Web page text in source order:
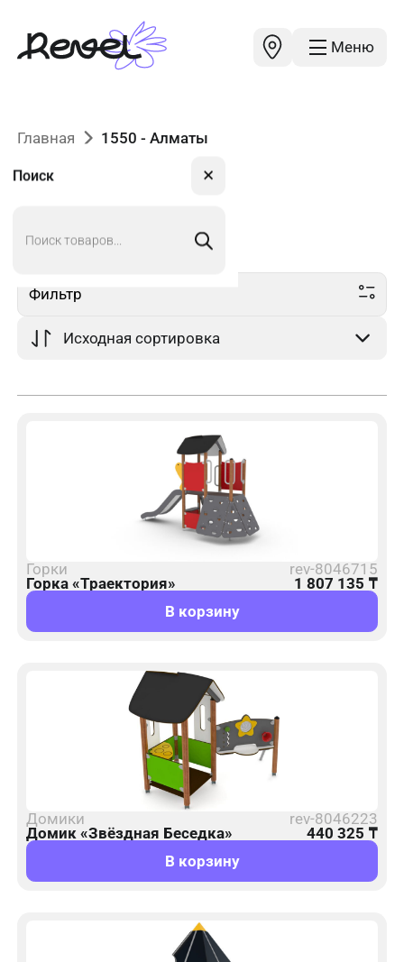
Меню
Поиск ✕
Главная 1550 - Алматы
1550в Алматы
Фильтр
Горки
rev-8046715
Горка «Траектория»
1 807 135 ₸
В корзину
Домики
rev-8046223
Домик «Звёздная Беседка»
440 325 ₸
В корзину